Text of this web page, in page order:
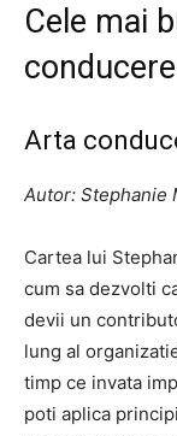
Cele mai
Arta
Autor: Stephanie
Cartea lui
cum sa dezvolti
devii un
lung al
timp ce invata
poti aplica